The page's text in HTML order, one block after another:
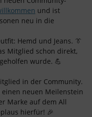
und ist
neu in die
Hemd und Jeans. 👔
Mitglied schon direkt,
wurde. 💪
in der Community.
neuen Meilenstein
Marke auf dem All
hierfür! 🎉